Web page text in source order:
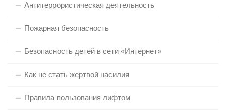
Антитеррористическая деятельность
Пожарная безопасность
Безопасность детей в сети «Интернет»
Как не стать жертвой насилия
Правила пользования лифтом